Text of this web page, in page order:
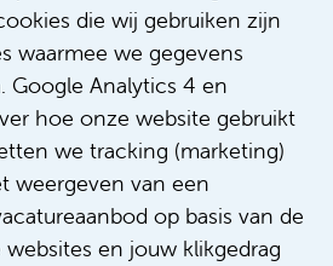
die wij gebruiken zijn
waarmee we gegevens
Google Analytics 4 en
hoe onze website gebruikt
we tracking (marketing)
weergeven van een
op basis van de
en jouw klikgedrag
en Jay nemen je mee over de
gynaecologie.